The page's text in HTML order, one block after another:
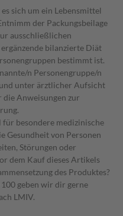
sich um ein Lebensmittel
der Packungsbeilage
ausschließlichen
bilanzierte Diät
bestimmt ist.
n Personengruppe/n
unter ärztlicher Aufsicht
die Anweisungen zur
für besondere medizinische
Gesundheit von Personen
Störungen oder
dem Kauf dieses Artikels
des Produktes?
geben wir dir gerne
LMIV.